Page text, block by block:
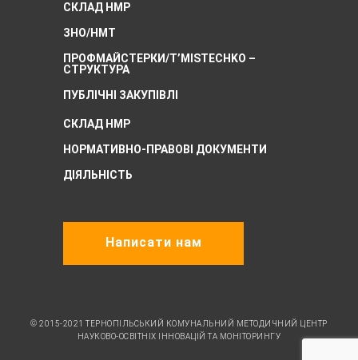
СКЛАД НМР
НОРМАТИВНО-ПРАВОВІ ДОКУМЕНТИ
ДІЯЛЬНІСТЬ
Написати нам
СКЛАД НМР
ЗНО/НМТ
ПРОФМАЙСТЕРКИ/T’MISTECHKO –
CТРУКТУРА
ПУБЛІЧНІ ЗАКУПІВЛІ
© 2015-2021 ТЕРНОПІЛЬСЬКИЙ КОМУНАЛЬНИЙ МЕТОДИЧНИЙ ЦЕНТР
НАУКОВО-ОСВІТНІХ ІННОВАЦІЙ ТА МОНІТОРИНГУ